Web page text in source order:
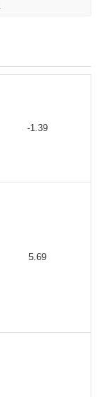
-1.39
5.69